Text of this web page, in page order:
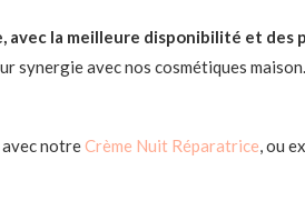
avec la meilleure disponibilité et des
avec nos cosmétiques
avec notreCrème Nuit Réparatrice, ou